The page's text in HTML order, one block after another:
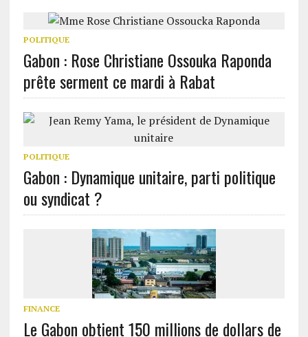
POLITIQUE
Gabon : Rose Christiane Ossouka Raponda
prête serment ce mardi à Rabat
POLITIQUE
Gabon : Dynamique unitaire, parti politique
ou syndicat ?
FINANCE
Le Gabon obtient 150 millions de dollars de